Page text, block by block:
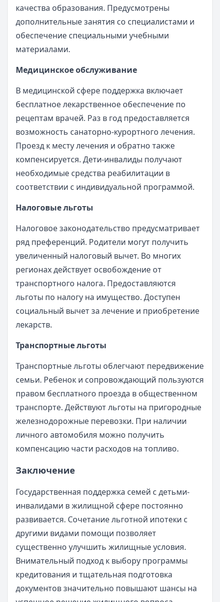
качества образования. Предусмотрены
дополнительные занятия со специалистами и
обеспечение специальными учебными
материалами.
Медицинское обслуживание
В медицинской сфере поддержка включает
бесплатное лекарственное обеспечение по
рецептам врачей. Раз в год предоставляется
возможность санаторно-курортного лечения.
Проезд к месту лечения и обратно также
компенсируется. Дети-инвалиды получают
необходимые средства реабилитации в
соответствии с индивидуальной программой.
Налоговые льготы
Налоговое законодательство предусматривает
ряд преференций. Родители могут получить
увеличенный налоговый вычет. Во многих
регионах действует освобождение от
транспортного налога. Предоставляются
льготы по налогу на имущество. Доступен
социальный вычет за лечение и приобретение
лекарств.
Транспортные льготы
Транспортные льготы облегчают передвижение
семьи. Ребенок и сопровождающий пользуются
правом бесплатного проезда в общественном
транспорте. Действуют льготы на пригородные
железнодорожные перевозки. При наличии
личного автомобиля можно получить
компенсацию части расходов на топливо.
Заключение
Государственная поддержка семей с детьми-
инвалидами в жилищной сфере постоянно
развивается. Сочетание льготной ипотеки с
другими видами помощи позволяет
существенно улучшить жилищные условия.
Внимательный подход к выбору программы
кредитования и тщательная подготовка
документов значительно повышают шансы на